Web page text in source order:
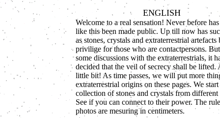
ENGLISH
Welcome to a real sensation! Never before
like this been made public. Up till now has
as stones, crystals and extraterrestrial artefacts
privilige for those who are contactpersons.
some discussions with the extraterrestrials, it
decided that the veil of secrecy shall be lifted.
little bit! As time passes, we will put more
extraterrestrial origins on these pages. We
collection of stones and crystals from different
See if you can connect to their power. The
photos are mesuring in centimeters.